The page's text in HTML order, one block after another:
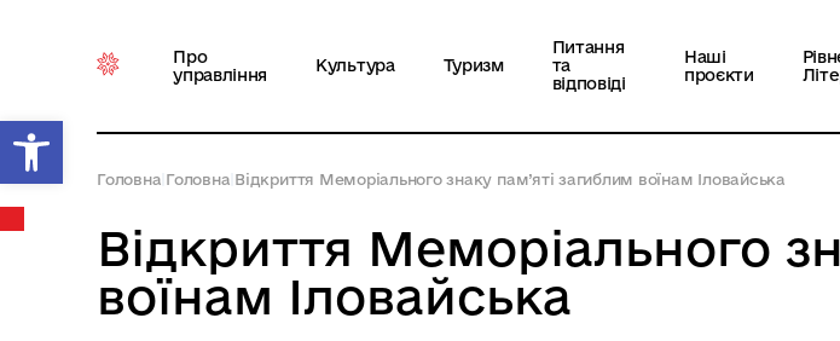
Відкрити Панель інструментів
Про
управління
Культура Туризм
Питання
та
відповіді
Наші
проєкти
Головна Головна Відкриття Меморіального знаку пам’яті загиблим воїнам Іловайська
Відкриття Меморіального
воїнам Іловайська